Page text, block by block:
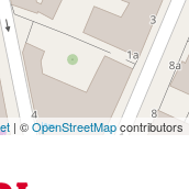
| ©OpenStreetMapcontributors